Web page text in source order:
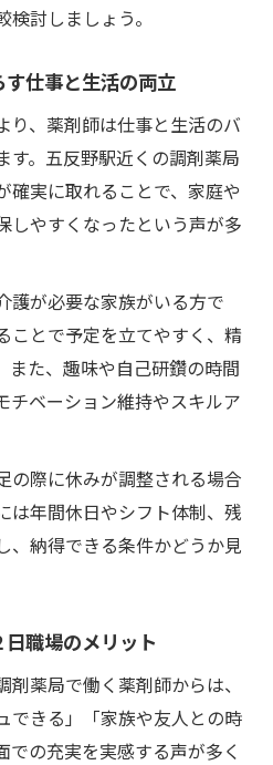
討しましょう。
仕事と生活の両立
り、薬剤師は仕事と生活のバ
す。五反野駅近くの調剤薬局
確実に取れることで、家庭や
しやすくなったという声が多
護が必要な家族がいる方で
ことで予定を立てやすく、精
また、趣味や自己研鑽の時間
チベーション維持やスキルア
の際に休みが調整される場合
は年間休日やシフト体制、残
、納得できる条件かどうか見
職場のメリット
薬局で働く薬剤師からは、
できる」「家族や友人との時
での充実を実感する声が多く